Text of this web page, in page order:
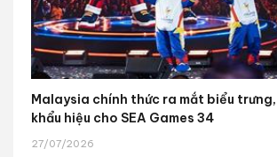
Malaysia chính thức ra mắt biểu
khẩu hiệu cho SEA Games 34
27/07/2026